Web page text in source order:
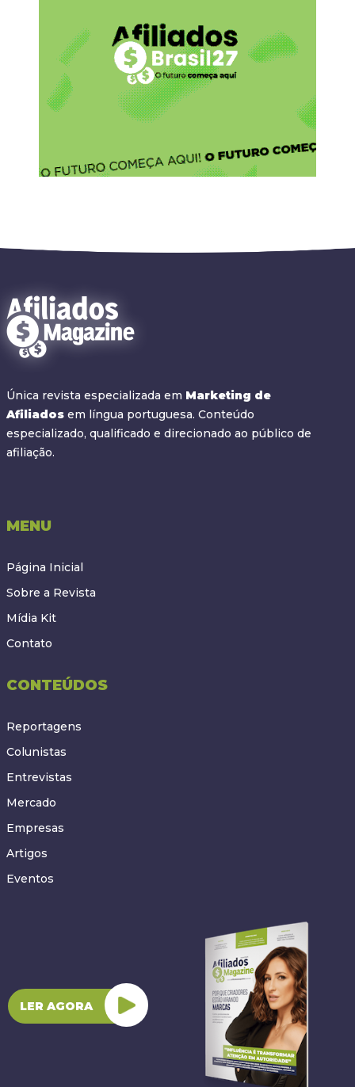
Única revista especializada em Marketing de
Afiliados em língua portuguesa. Conteúdo
especializado, qualificado e direcionado ao público de
afiliação.
MENU
Página Inicial
Sobre a Revista
Mídia Kit
Contato
CONTEÚDOS
Reportagens
Colunistas
Entrevistas
Mercado
Empresas
Artigos
Eventos
LER AGORA